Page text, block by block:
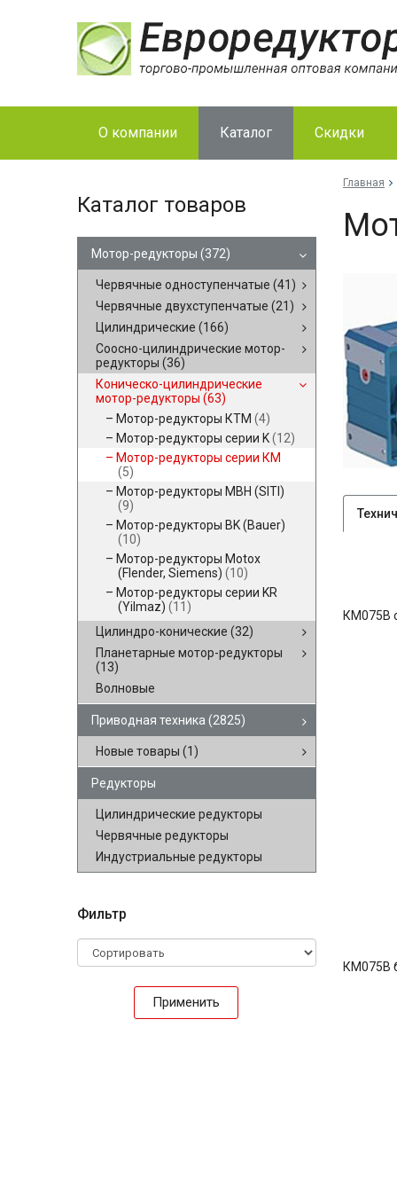
О компании Каталог Скидки
Каталог товаров
Мотор-редукторы (372)
Червячные одноступенчатые (41)
Червячные двухступенчатые (21)
Цилиндрические (166)
Соосно-цилиндрические мотор-
редукторы (36)
Коническо-цилиндрические
мотор-редукторы (63)
Мотор-редукторы КТМ (4)
Мотор-редукторы серии K(12)
Мотор-редукторы серии КМ
(5)
Мотор-редукторы MBH (SITI)
(9)
Мотор-редукторы BK (Bauer)
(10)
Мотор-редукторы Motox
(Flender, Siemens) (10)
Мотор-редукторы серии KR
(Yilmaz) (11)
Цилиндро-конические (32)
Планетарные мотор-редукторы
(13)
Волновые
Приводная техника (2825)
Новые товары (1)
Редукторы
Цилиндрические редукторы
Червячные редукторы
Индустриальные редукторы
Фильтр
Применить
Главная
КМ075В
КМ075В